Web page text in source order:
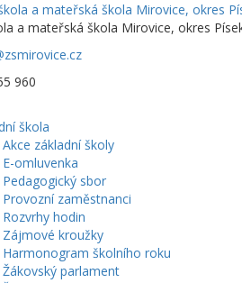
a mateřská škola Mirovice, okres
960
škola
Akce základní školy
E-omluvenka
Pedagogický sbor
Provozní zaměstnanci
Rozvrhy hodin
Zájmové kroužky
Harmonogram školního roku
Žákovský parlament